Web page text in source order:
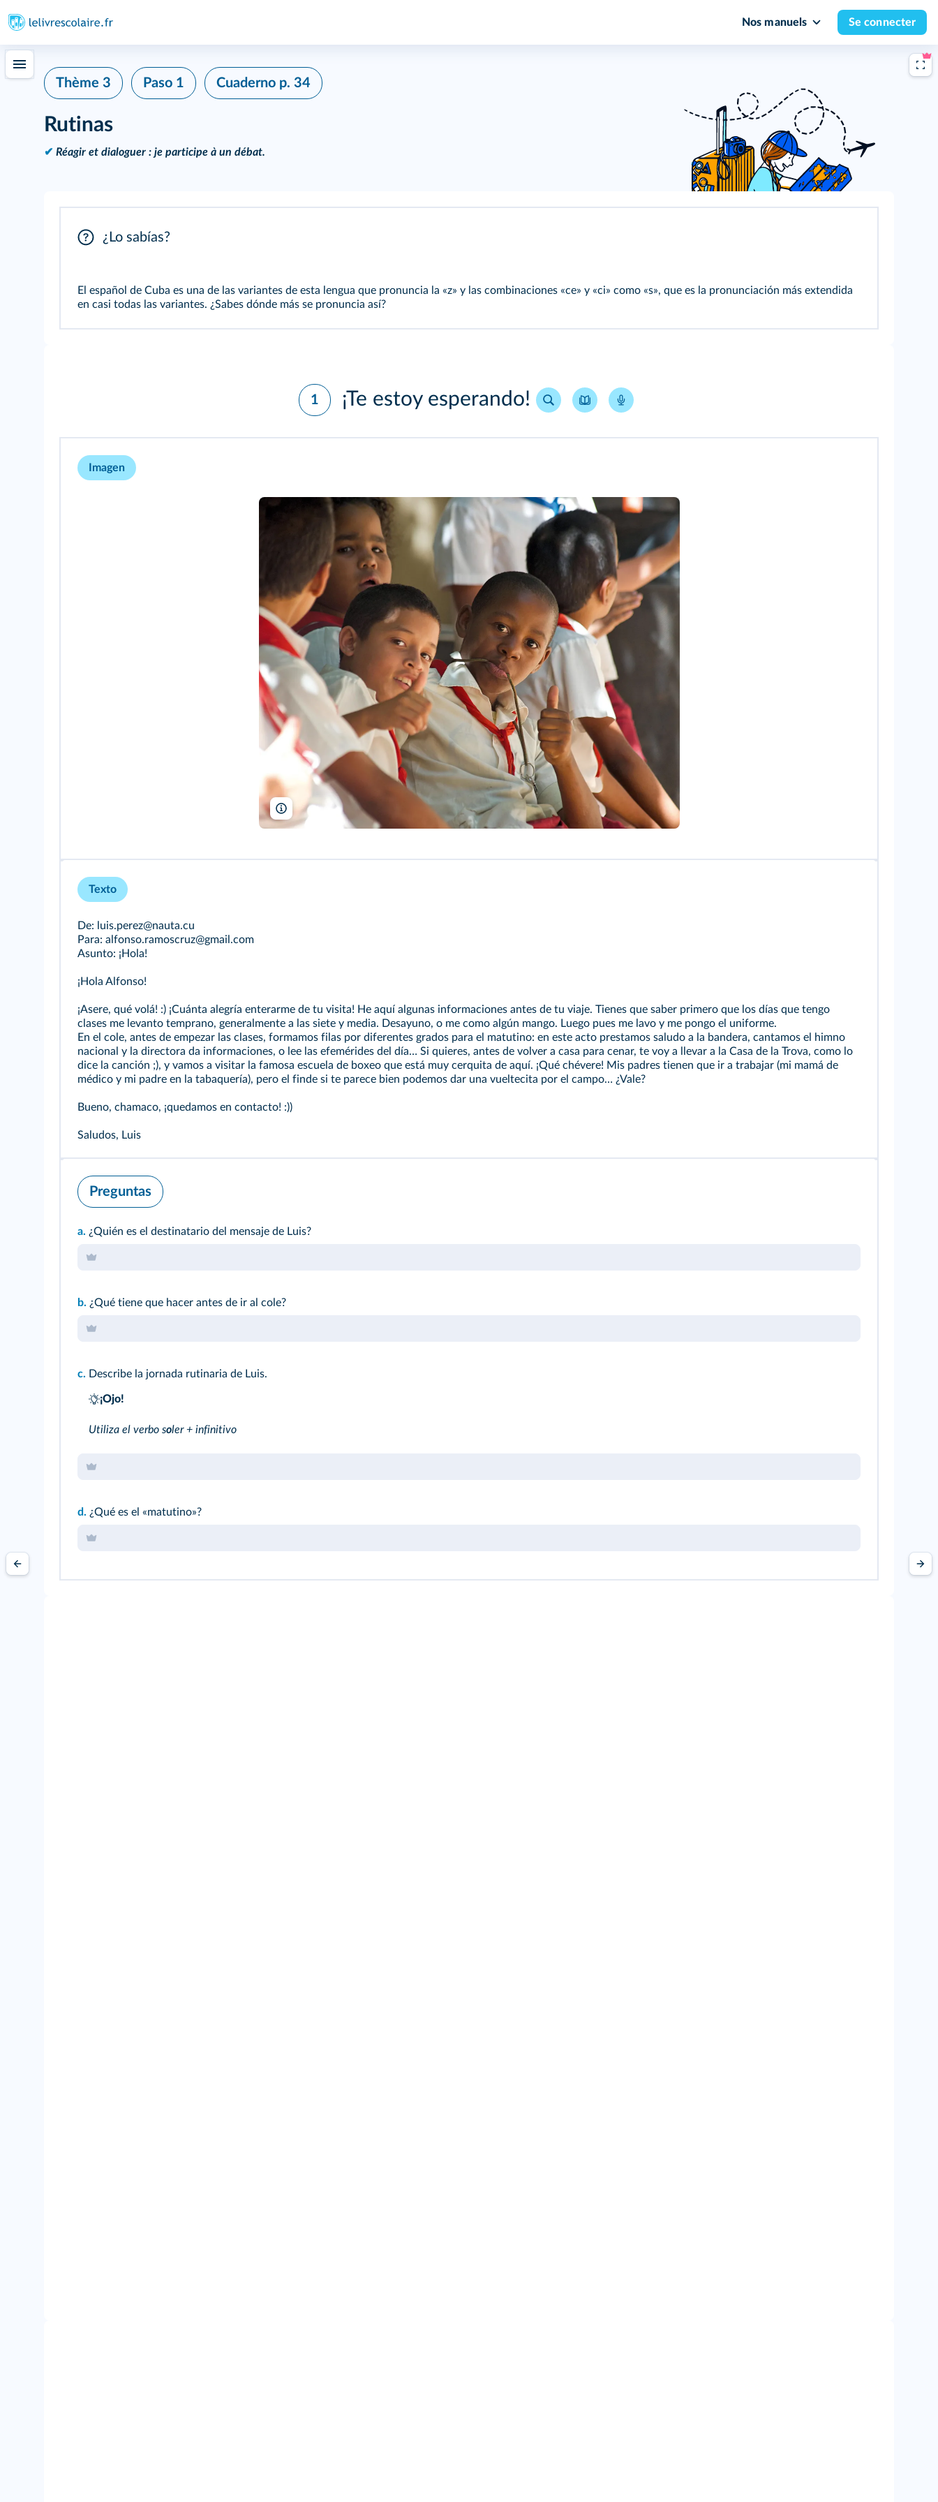
Nos manuels Se connecter
Thème 3 Paso 1 Cuaderno p. 34
Rutinas
✔ Réagir et dialoguer : je participe à un débat.
¿Lo sabías?
El español de Cuba es una de las variantes de esta lengua que pronuncia la «z» y las combinaciones «ce» y «ci» como «s», que es la pronunciación más extendida
en casi todas las variantes. ¿Sabes dónde más se pronuncia así?
1 ¡Te estoy esperando!
Imagen
J Marshall - Tribaleye Images/Alamy/Photo12
Texto
De: luis.perez@nauta.cu
Para: alfonso.ramoscruz@gmail.com
Asunto: ¡Hola!
¡Hola Alfonso!
¡Asere, qué volá! :) ¡Cuánta alegría enterarme de tu visita! He aquí algunas informaciones antes de tu viaje. Tienes que saber primero que los días que tengo
clases me levanto temprano, generalmente a las siete y media. Desayuno, o me como algún mango. Luego pues me lavo y me pongo el uniforme.
En el cole, antes de empezar las clases, formamos filas por diferentes grados para el matutino: en este acto prestamos saludo a la bandera, cantamos el himno
nacional y la directora da informaciones, o lee las efemérides del día… Si quieres, antes de volver a casa para cenar, te voy a llevar a la Casa de la Trova, como lo
dice la canción ;), y vamos a visitar la famosa escuela de boxeo que está muy cerquita de aquí. ¡Qué chévere! Mis padres tienen que ir a trabajar (mi mamá de
médico y mi padre en la tabaquería), pero el finde si te parece bien podemos dar una vueltecita por el campo… ¿Vale?
Bueno, chamaco, ¡quedamos en contacto! :))
Saludos, Luis
Preguntas
a. ¿Quién es el destinatario del mensaje de Luis?
b. ¿Qué tiene que hacer antes de ir al cole?
c. Describe la jornada rutinaria de Luis.
¡Ojo!
Utiliza el verbo soler + infinitivo
d. ¿Qué es el «matutino»?